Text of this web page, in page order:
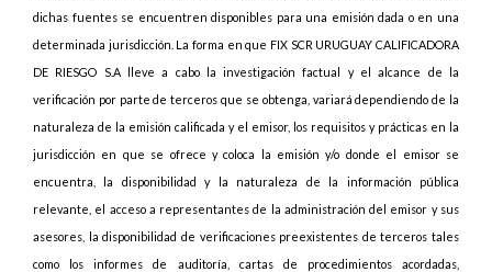
dichas fuentes se encuentren disponibles para una emisión dada o en una
determinada jurisdicción. La forma en que FIX SCR URUGUAY CALIFICADORA
DE RIESGO S.A lleve a cabo la investigación factual y el alcance de la
verificación por parte de terceros que se obtenga, variará dependiendo de la
naturaleza de la emisión calificada y el emisor, los requisitos y prácticas en la
jurisdicción en que se ofrece y coloca la emisión y/o donde el emisor se
encuentra, la disponibilidad y la naturaleza de la información pública
relevante, el acceso a representantes de la administración del emisor y sus
asesores, la disponibilidad de verificaciones preexistentes de terceros tales
como los informes de auditoría, cartas de procedimientos acordadas,